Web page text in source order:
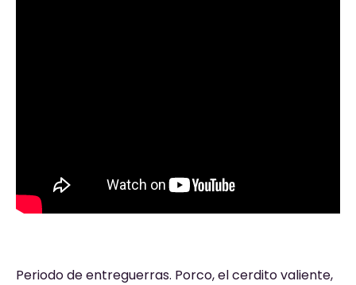
Periodo de entreguerras. Porco, el cerdito valiente,